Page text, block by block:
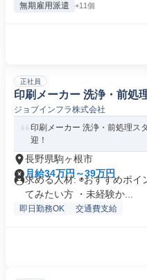
無期雇用派遣 +11個
正社員
印刷メーカー 洗浄・前処
ジョブインフラ株式会社
印刷メーカー 洗浄・前処理ス
迎！
長野県駒ヶ根市
月給34万円～39万円
求める人材: ◉おすすめポイ
てみたい方 ・未経験か...
即日勤務OK 交通費支給